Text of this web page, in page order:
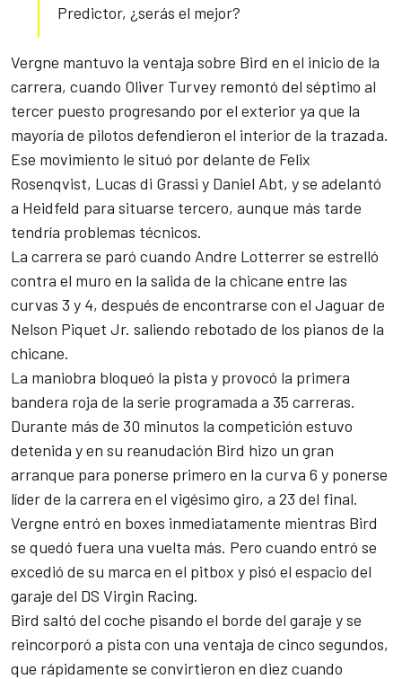
Predictor, ¿serás el mejor?
Vergne mantuvo la ventaja sobre Bird en el inicio de la
carrera, cuando Oliver Turvey remontó del séptimo al
tercer puesto progresando por el exterior ya que la
mayoría de pilotos defendieron el interior de la trazada.
Ese movimiento le situó por delante de Felix
Rosenqvist, Lucas di Grassi y Daniel Abt, y se adelantó
a Heidfeld para situarse tercero, aunque más tarde
tendría problemas técnicos.
La carrera se paró cuando Andre Lotterrer se estrelló
contra el muro en la salida de la chicane entre las
curvas 3 y 4, después de encontrarse con el Jaguar de
Nelson Piquet Jr. saliendo rebotado de los pianos de la
chicane.
La maniobra bloqueó la pista y provocó la primera
bandera roja de la serie programada a 35 carreras.
Durante más de 30 minutos la competición estuvo
detenida y en su reanudación Bird hizo un gran
arranque para ponerse primero en la curva 6 y ponerse
líder de la carrera en el vigésimo giro, a 23 del final.
Vergne entró en boxes inmediatamente mientras Bird
se quedó fuera una vuelta más. Pero cuando entró se
excedió de su marca en el pitbox y pisó el espacio del
garaje del DS Virgin Racing.
Bird saltó del coche pisando el borde del garaje y se
reincorporó a pista con una ventaja de cinco segundos,
que rápidamente se convirtieron en diez cuando